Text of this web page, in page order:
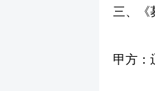
三、《
甲方：